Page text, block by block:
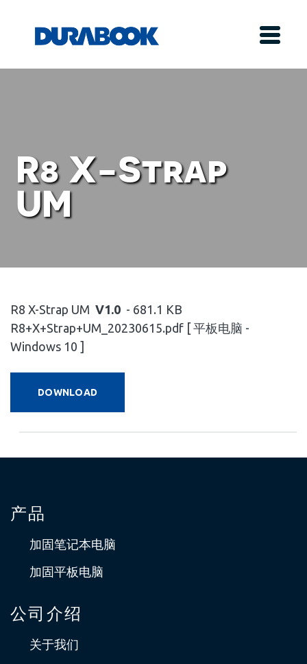
R8 X-Strap
UM
R8 X-Strap UM V1.0 - 681.1 KB
R8+X+Strap+UM_20230615.pdf [ 平板电脑 -
Windows 10 ]
DOWNLOAD
产品
加固笔记本电脑
加固平板电脑
公司介绍
关于我们